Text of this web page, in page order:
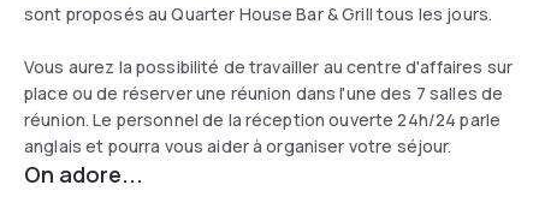
sont proposés au Quarter House Bar & Grill tous les jours.
Vous aurez la possibilité de travailler au centre d'affaires sur
place ou de réserver une réunion dans l'une des 7 salles de
réunion. Le personnel de la réception ouverte 24h/24 parle
anglais et pourra vous aider à organiser votre séjour.
On adore...